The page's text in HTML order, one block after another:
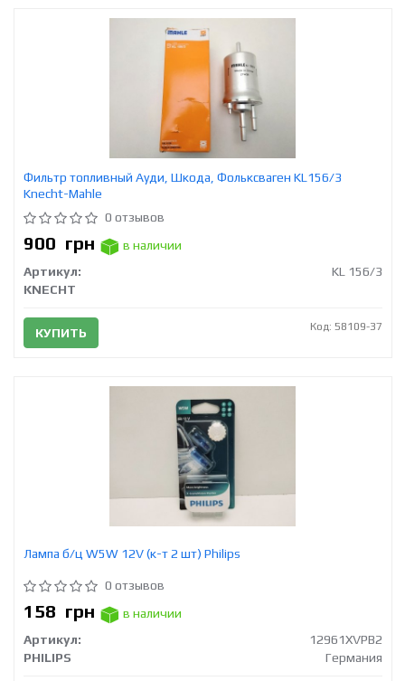
Фильтр топливный Ауди, Шкода, Фольксваген KL156/3
Knecht-Mahle
0 отзывов
900 грн
в наличии
Артикул:
KL 156/3
KNECHT
КУПИТЬ Код: 58109-37
Лампа б/ц W5W 12V (к-т 2 шт) Philips
0 отзывов
158 грн
в наличии
Артикул:
12961XVPB2
PHILIPS
Германия